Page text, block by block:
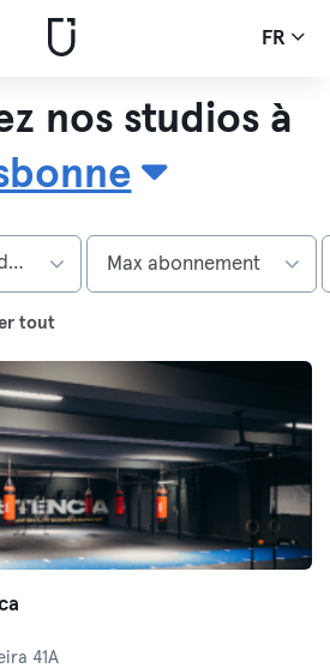
FR
nos studios à
Membres individuels Max abonnement
tout
41A